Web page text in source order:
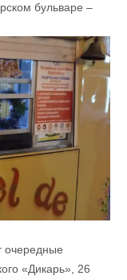
бульваре –
очередные
«Дикарь», 26